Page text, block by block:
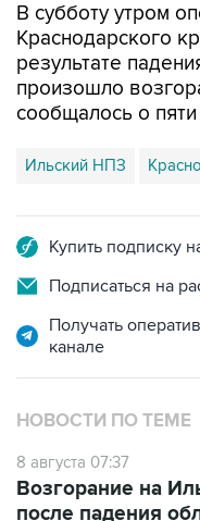
В субботу утром
Краснодарского
результате
произошло
сообщалось о
Ильский НПЗ
Купить подписку
Подписаться на
Получать
канале
НОВОСТИ ПО ТЕМЕ
8 августа 07:37
Возгорание на
после падения